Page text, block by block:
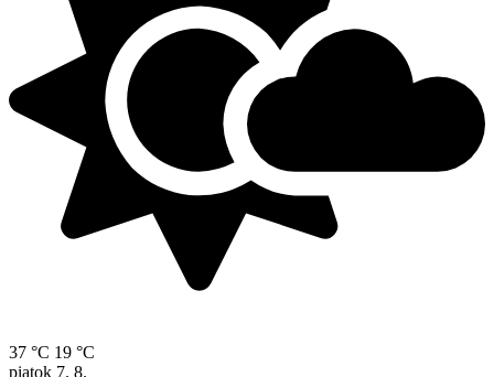
37 °C 19 °C
piatok 7. 8.